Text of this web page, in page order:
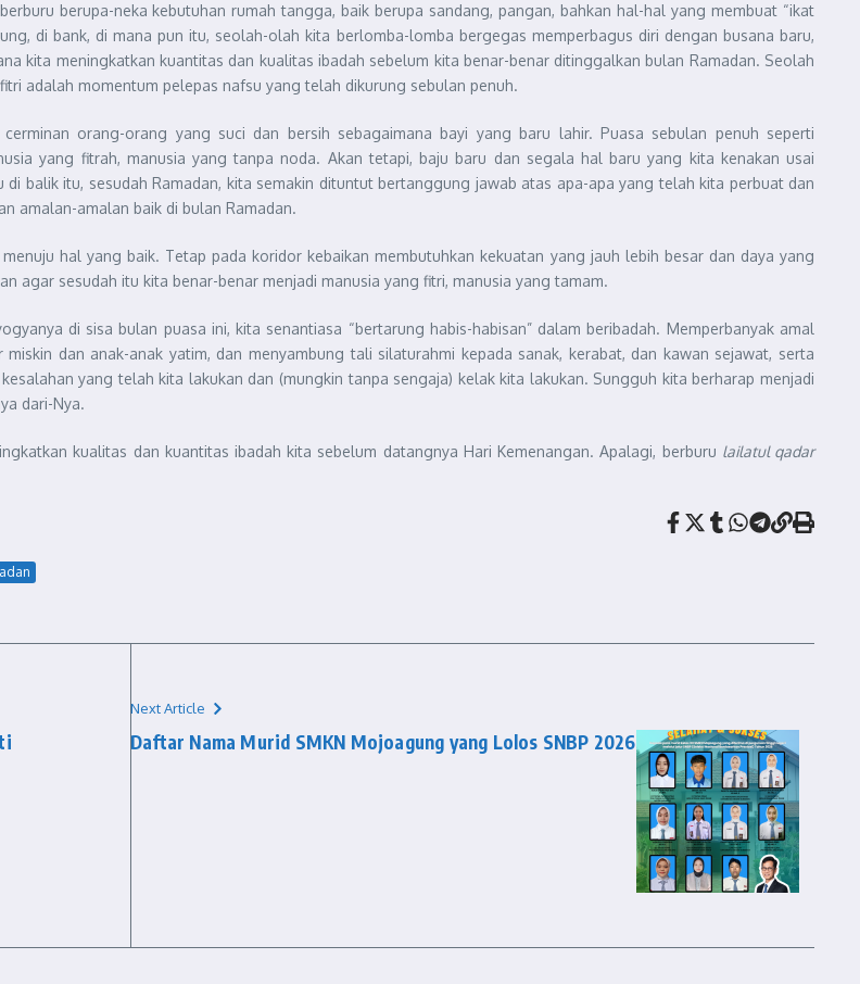
berupa-neka kebutuhan rumah tangga, baik berupa sandang, pangan, bahkan hal-hal yang membuat “ikat
di bank, di mana pun itu, seolah-olah kita berlomba-lomba bergegas memperbagus diri dengan busana baru,
kita meningkatkan kuantitas dan kualitas ibadah sebelum kita benar-benar ditinggalkan bulan Ramadan. Seolah
adalah momentum pelepas nafsu yang telah dikurung sebulan penuh.
orang-orang yang suci dan bersih sebagaimana bayi yang baru lahir. Puasa sebulan penuh seperti
yang fitrah, manusia yang tanpa noda. Akan tetapi, baju baru dan segala hal baru yang kita kenakan usai
balik itu, sesudah Ramadan, kita semakin dituntut bertanggung jawab atas apa-apa yang telah kita perbuat dan
amalan-amalan baik di bulan Ramadan.
hal yang baik. Tetap pada koridor kebaikan membutuhkan kekuatan yang jauh lebih besar dan daya yang
agar sesudah itu kita benar-benar menjadi manusia yang fitri, manusia yang tamam.
di sisa bulan puasa ini, kita senantiasa “bertarung habis-habisan” dalam beribadah. Memperbanyak amal
dan anak-anak yatim, dan menyambung tali silaturahmi kepada sanak, kerabat, dan kawan sejawat, serta
yang telah kita lakukan dan (mungkin tanpa sengaja) kelak kita lakukan. Sungguh kita berharap menjadi
dari-Nya.
kualitas dan kuantitas ibadah kita sebelum datangnya Hari Kemenangan. Apalagi, berburu lailatul qadar
Next Article
Daftar Nama Murid SMKN Mojoagung yang Lolos SNBP 2026